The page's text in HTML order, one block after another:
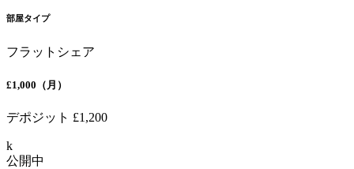
部屋タイプ
フラットシェア
£1,000（月）
デポジット £1,200
k
公開中